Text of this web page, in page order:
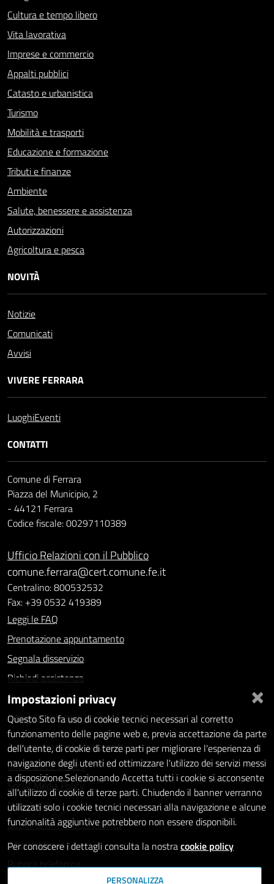
Cultura e tempo libero
Vita lavorativa
Imprese e commercio
Appalti pubblici
Catasto e urbanistica
Turismo
Mobilità e trasporti
Educazione e formazione
Tributi e finanze
Ambiente
Salute, benessere e assistenza
Autorizzazioni
Agricoltura e pesca
NOVITÀ
Notizie
Comunicati
Avvisi
VIVERE FERRARA
LuoghiEventi
CONTATTI
Comune di Ferrara
Piazza del Municipio, 2
- 44121 Ferrara
Codice fiscale: 00297110389
Ufficio Relazioni con il Pubblico
comune.ferrara@cert.comune.fe.it
Centralino: 800532532
Fax: +39 0532 419389
Leggi le FAQ
Prenotazione appuntamento
Segnala disservizio
Richiedi assistenza
Statistiche dei Siti web
Intranet - accesso riservato
Amministrazione trasparente
Informativa privacy
Social Media Policy
Note legali
Dichiarazione di accessibilità
Whistleblowing
Rubrica telefonica
×
Impostazioni privacy
Questo Sito fa uso di cookie tecnici necessari al corretto
funzionamento delle pagine web e, previa accettazione da parte
dell'utente, di cookie di terze parti per migliorare l'esperienza di
navigazione degli utenti ed ottimizzare l'utilizzo dei servizi messi
a disposizione.Selezionando Accetta tutti i cookie si acconsente
all'utilizzo di cookie di terze parti. Chiudendo il banner verranno
utilizzati solo i cookie tecnici necessari alla navigazione e alcune
funzionalità aggiuntive potrebbero non essere disponibili.
Per conoscere i dettagli consulta la nostracookie policy
PERSONALIZZA